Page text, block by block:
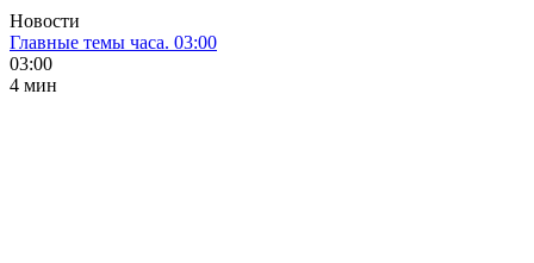
Новости
Главные темы часа. 03:00
03:00
4 мин